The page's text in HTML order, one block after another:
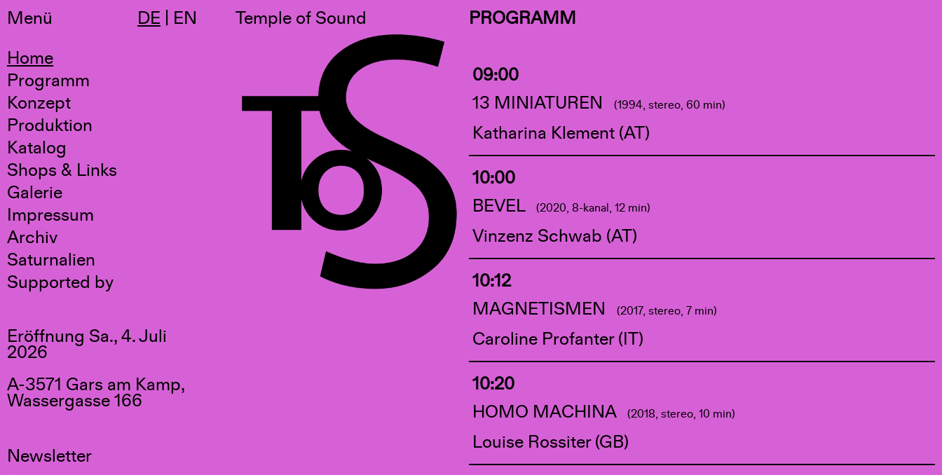
Menü DE
EN
Home
Programm
Konzept
Produktion
Katalog
Shops & Links
Galerie
Impressum
Archiv
Saturnalien
Supported by
Eröffnung Sa., 4. Juli
2026
A-3571 Gars am Kamp,
Wassergasse 166
Newsletter
Temple of Sound PROGRAMM
09:00
13 MINIATUREN
(1994, stereo, 60 min)
Katharina Klement (AT)
10:00
BEVEL
(2020, 8-kanal, 12 min)
Vinzenz Schwab (AT)
10:12
MAGNETISMEN
(2017, stereo, 7 min)
Caroline Profanter (IT)
10:20
HOMO MACHINA
(2018, stereo, 10 min)
Louise Rossiter (GB)